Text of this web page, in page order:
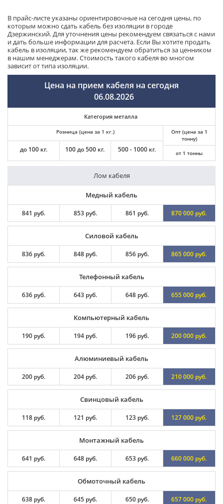
В прайс-листе указаны ориентировочные на сегодня цены, по
которым можно сдать кабель без изоляции в городе
Дзержинский. Для уточнения цены рекомендуем связаться с нами
и дать больше информации для расчета. Если Вы хотите продать
кабель в изоляции, так же рекомендуем обратиться за ценником
в нашим менеджерам. Стоимость такого кабеля во многом
зависит от типа изоляции.
Цена на прием кабеля на сегодня
06.08.2026
Категория металла
Розница (цена за 1 кг.)
до 100 кг. 100 до 500 кг. 500 - 1000 кг.
Опт (цена за 1
тонну)
от 1 тонны
Лом кабеля
Медный кабель
841 руб. 853 руб. 861 руб. 870 000 руб.
Силовой кабель
836 руб. 848 руб. 856 руб. 865 000 руб.
Телефонный кабель
636 руб. 643 руб. 648 руб. 655 000 руб.
Компьютерный кабель
190 руб. 194 руб. 196 руб. 200 000 руб.
Алюминиевый кабель
200 руб. 204 руб. 206 руб. 210 000 руб.
Свинцовый кабель
118 руб. 121 руб. 123 руб. 127 000 руб.
Монтажный кабель
641 руб. 648 руб. 653 руб. 660 000 руб.
Обмоточный кабель
638 руб. 645 руб. 650 руб. 657 000 руб.